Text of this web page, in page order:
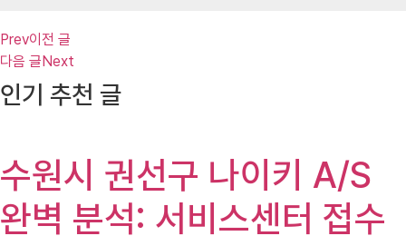
Prev이전 글
다음 글Next
인기 추천 글
수원시 권선구 나이키 A/S
완벽 분석: 서비스센터 접수